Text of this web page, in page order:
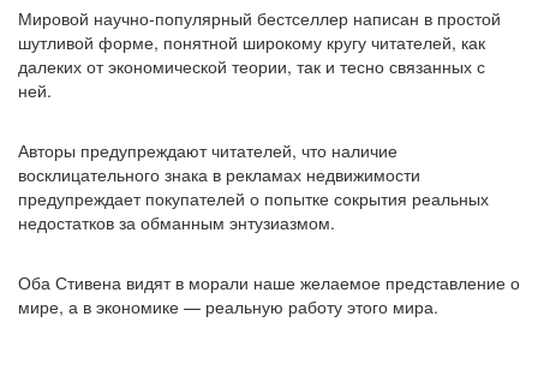
Мировой научно-популярный бестселлер написан в простой
шутливой форме, понятной широкому кругу читателей, как
далеких от экономической теории, так и тесно связанных с
ней.
Авторы предупреждают читателей, что наличие
восклицательного знака в рекламах недвижимости
предупреждает покупателей о попытке сокрытия реальных
недостатков за обманным энтузиазмом.
Оба Стивена видят в морали наше желаемое представление о
мире, а в экономике — реальную работу этого мира.